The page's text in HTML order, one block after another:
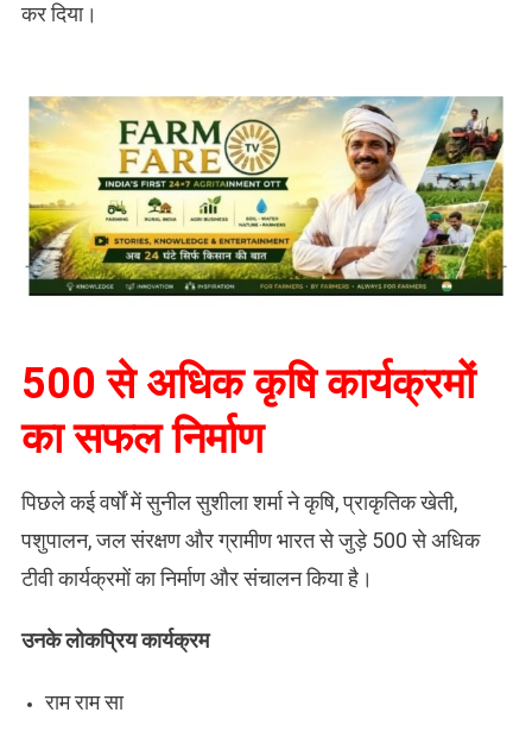
कर दिया।
500 से अधिक कृषि कार्यक्रमों
का सफल निर्माण
पिछले कई वर्षों में सुनील सुशीला शर्मा ने कृषि, प्राकृतिक खेती,
पशुपालन, जल संरक्षण और ग्रामीण भारत से जुड़े 500 से अधिक
टीवी कार्यक्रमों का निर्माण और संचालन किया है।
उनके लोकप्रिय कार्यक्रम
राम राम सा